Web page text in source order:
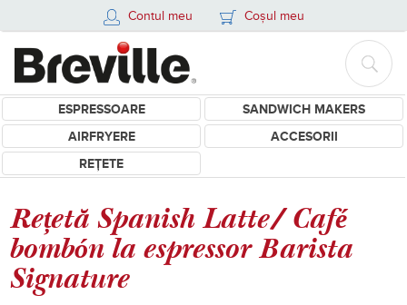
Contul meu Coșul meu
ESPRESSOARE
SANDWICH MAKERS
AIRFRYERE
ACCESORII
REȚETE
Rețetă Spanish Latte/ Café
bombón la espressor Barista
Signature